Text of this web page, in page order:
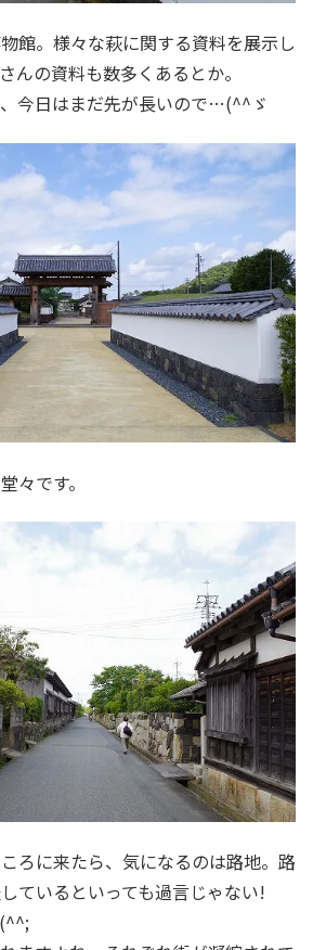
館。様々な萩に関する資料を展示し
んの資料も数多くあるとか。
今日はまだ先が長いので…(^^ゞ
々です。
ろに来たら、気になるのは路地。路
ているといっても過言じゃない!